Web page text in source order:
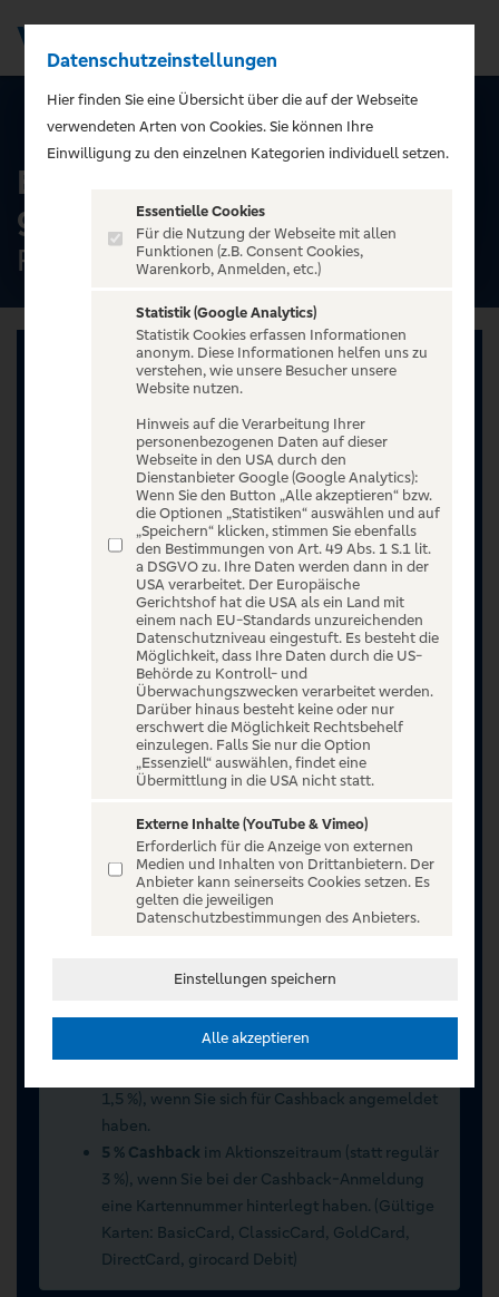
ALLE TERMINE
BAROCK – Europe’s
greatest tribute to AC/DC
Festhalle Wörth, Wörth Am Rhein
Jetzt anmelden oder registrieren
Unser Ticketangebot ist exklusiv Kunden der
Volksbanken Raiffeisenbanken vorbehalten.
1,5 %), wenn Sie sich für Cashback angemeldet
haben.
5 % Cashback im Aktionszeitraum (statt regulär
3 %), wenn Sie bei der Cashback-Anmeldung
eine Kartennummer hinterlegt haben. (Gültige
Karten: BasicCard, ClassicCard, GoldCard,
DirectCard, girocard Debit)
Datenschutzeinstellungen
Hier finden Sie eine Übersicht über die auf der Webseite
verwendeten Arten von Cookies. Sie können Ihre
Einwilligung zu den einzelnen Kategorien individuell setzen.
Essentielle Cookies
Für die Nutzung der Webseite mit allen
Funktionen (z.B. Consent Cookies,
Warenkorb, Anmelden, etc.)
Statistik (Google Analytics)
Statistik Cookies erfassen Informationen
anonym. Diese Informationen helfen uns zu
verstehen, wie unsere Besucher unsere
Website nutzen.
Hinweis auf die Verarbeitung Ihrer
personenbezogenen Daten auf dieser
Webseite in den USA durch den
Dienstanbieter Google (Google Analytics):
Wenn Sie den Button „Alle akzeptieren“ bzw.
die Optionen „Statistiken“ auswählen und auf
„Speichern“ klicken, stimmen Sie ebenfalls
den Bestimmungen von Art. 49 Abs. 1 S.1 lit.
a DSGVO zu. Ihre Daten werden dann in der
USA verarbeitet. Der Europäische
Gerichtshof hat die USA als ein Land mit
einem nach EU-Standards unzureichenden
Datenschutzniveau eingestuft. Es besteht die
Möglichkeit, dass Ihre Daten durch die US-
Behörde zu Kontroll- und
Überwachungszwecken verarbeitet werden.
Darüber hinaus besteht keine oder nur
erschwert die Möglichkeit Rechtsbehelf
einzulegen. Falls Sie nur die Option
„Essenziell“ auswählen, findet eine
Übermittlung in die USA nicht statt.
Externe Inhalte (YouTube & Vimeo)
Erforderlich für die Anzeige von externen
Medien und Inhalten von Drittanbietern. Der
Anbieter kann seinerseits Cookies setzen. Es
gelten die jeweiligen
Datenschutzbestimmungen des Anbieters.
Einstellungen speichern
Alle akzeptieren